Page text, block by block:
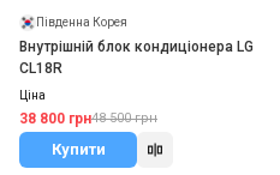
Південна Корея
Внутрішній блок кондиціонера LG
CL18R
Ціна
38 800 грн48 500 грн
Купити